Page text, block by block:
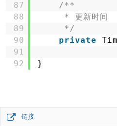
87
88
89
90
91
92
/**
* 更新时间
*/
private
}
链接